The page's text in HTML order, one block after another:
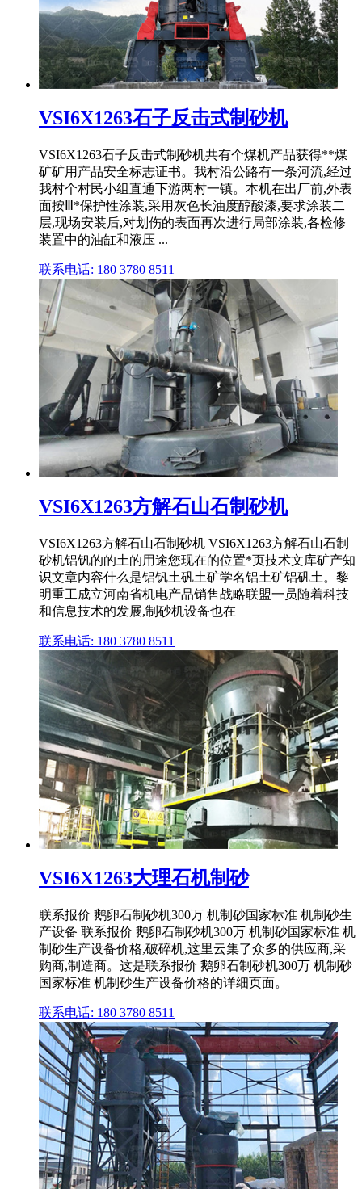
VSI6X1263石子反击式制砂机
VSI6X1263石子反击式制砂机共有个煤机产品获得**煤
矿矿用产品安全标志证书。我村沿公路有一条河流,经过
我村个村民小组直通下游两村一镇。本机在出厂前,外表
面按Ⅲ*保护性涂装,采用灰色长油度醇酸漆,要求涂装二
层,现场安装后,对划伤的表面再次进行局部涂装,各检修
装置中的油缸和液压 ...
联系电话: 180 3780 8511
VSI6X1263方解石山石制砂机
VSI6X1263方解石山石制砂机 VSI6X1263方解石山石制
砂机铝钒的的土的用途您现在的位置*页技术文库矿产知
识文章内容什么是铝钒土矾土矿学名铝土矿铝矾土。黎
明重工成立河南省机电产品销售战略联盟一员随着科技
和信息技术的发展,制砂机设备也在
联系电话: 180 3780 8511
VSI6X1263大理石机制砂
联系报价 鹅卵石制砂机300万 机制砂国家标准 机制砂生
产设备 联系报价 鹅卵石制砂机300万 机制砂国家标准 机
制砂生产设备价格,破碎机,这里云集了众多的供应商,采
购商,制造商。这是联系报价 鹅卵石制砂机300万 机制砂
国家标准 机制砂生产设备价格的详细页面。
联系电话: 180 3780 8511